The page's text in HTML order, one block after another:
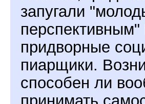
запугали
придворные
пиарщики.
способен ли
принимать